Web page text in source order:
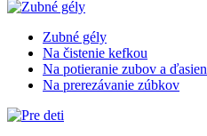
Zubné gély
Na čistenie kefkou
Na potieranie zubov a ďasien
Na prerezávanie zúbkov